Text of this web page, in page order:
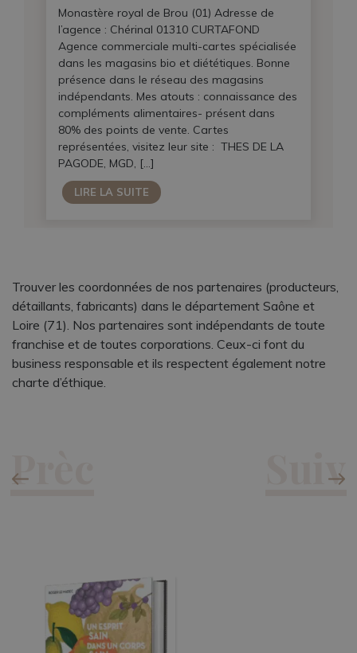
Monastère royal de Brou (01) Adresse de
l’agence : Chérinal 01310 CURTAFOND
Agence commerciale multi-cartes spécialisée
dans les magasins bio et diététiques. Bonne
présence dans le réseau des magasins
indépendants. Mes atouts : connaissance des
compléments alimentaires- présent dans
80% des points de vente. Cartes
représentées, visitez leur site : THES DE LA
PAGODE, MGD, […]
LIRE LA SUITE
Trouver les coordonnées de nos partenaires (producteurs,
détaillants, fabricants) dans le département Saône et
Loire (71). Nos partenaires sont indépendants de toute
franchise et de toutes corporations. Ceux-ci font du
business responsable et ils respectent également notre
charte d’éthique.